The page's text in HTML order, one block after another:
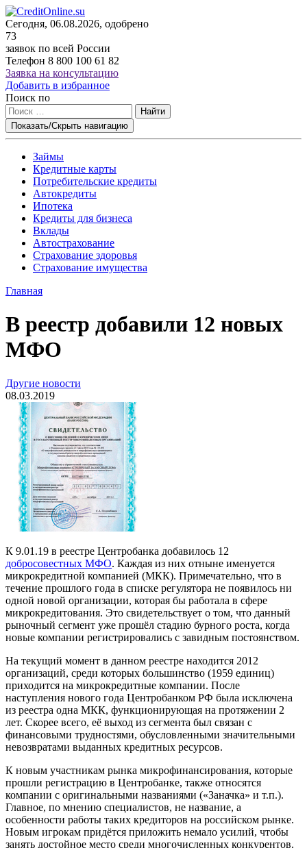
Сегодня, 06.08.2026, одобрено
73
заявок по всей России
Телефон 8 800 100 61 82
Заявка на консультацию
Добавить в избранное
Поиск по
Найти
Показать/Скрыть навигацию
Займы
Кредитные карты
Потребительские кредиты
Автокредиты
Ипотека
Кредиты для бизнеса
Вклады
Автострахование
Страхование здоровья
Страхование имущества
Главная
В реестр добавили 12 новых
МФО
Другие новости
08.03.2019
К 9.01.19 в реестре Центробанка добавилось 12
добросовестных МФО. Каждая из них отныне именуется
микрокредитной компанией (МКК). Примечательно, что в
течение прошлого года в списке регулятора не появилось ни
одной новой организации, которая бы работала в сфере
микрокредитования. Это свидетельствует о том, что данный
рыночный сегмент уже прошёл стадию бурного роста, когда
новые компании регистрировались с завидным постоянством.
На текущий момент в данном реестре находится 2012
организаций, среди которых большинство (1959 единиц)
приходится на микрокредитные компании. После
наступления нового года Центробанком РФ была исключена
из реестра одна МКК, функционирующая на протяжении 2
лет. Скорее всего, её выход из сегмента был связан с
финансовыми трудностями, обусловленными значительными
невозвратами выданных кредитных ресурсов.
К новым участникам рынка микрофинансирования, которые
прошли регистрацию в Центробанке, также относятся
компании с оригинальными названиями («Заначка» и т.п.).
Главное, по мнению специалистов, не название, а
особенности работы таких кредиторов на российском рынке.
Новым игрокам придётся приложить немало усилий, чтобы
занять достойное место среди многочисленных конкурентов.